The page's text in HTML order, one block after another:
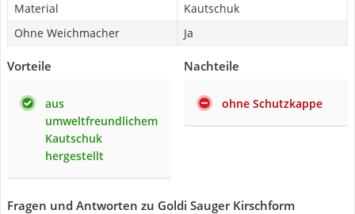
Material
Kautschuk
Ohne Weichmacher
Ja
Vorteile
aus
umweltfreundlichem
Kautschuk
hergestellt
Nachteile
ohne Schutzkappe
Fragen und Antworten zu Goldi Sauger Kirschform